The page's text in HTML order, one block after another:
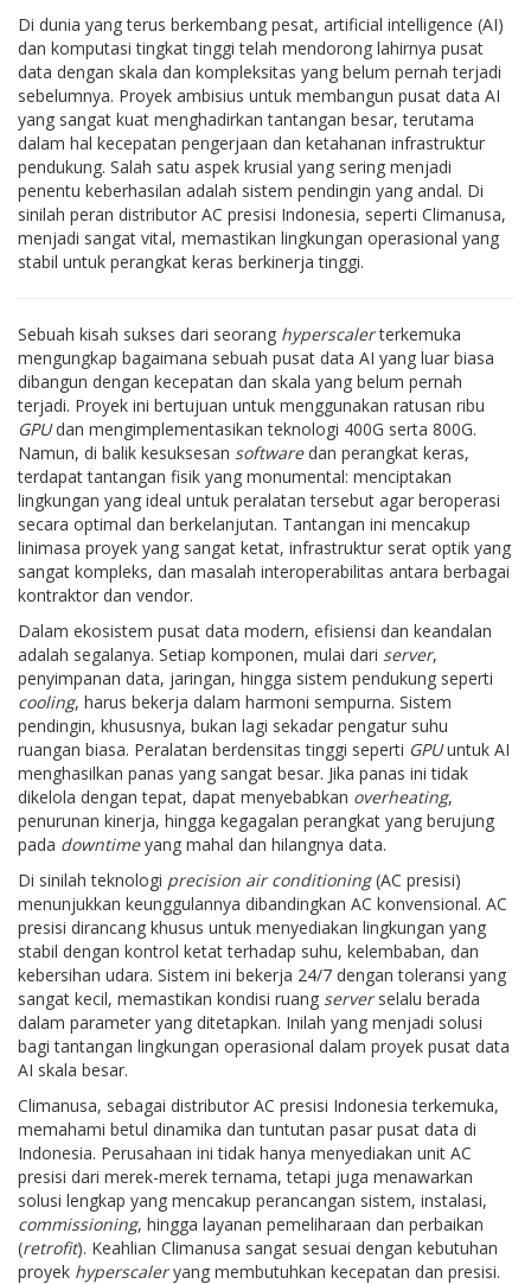
Di dunia yang terus berkembang pesat, artificial intelligence (AI)
dan komputasi tingkat tinggi telah mendorong lahirnya pusat
data dengan skala dan kompleksitas yang belum pernah terjadi
sebelumnya. Proyek ambisius untuk membangun pusat data AI
yang sangat kuat menghadirkan tantangan besar, terutama
dalam hal kecepatan pengerjaan dan ketahanan infrastruktur
pendukung. Salah satu aspek krusial yang sering menjadi
penentu keberhasilan adalah sistem pendingin yang andal. Di
sinilah peran distributor AC presisi Indonesia, seperti Climanusa,
menjadi sangat vital, memastikan lingkungan operasional yang
stabil untuk perangkat keras berkinerja tinggi.
Sebuah kisah sukses dari seorang hyperscalerterkemuka
mengungkap bagaimana sebuah pusat data AI yang luar biasa
dibangun dengan kecepatan dan skala yang belum pernah
terjadi. Proyek ini bertujuan untuk menggunakan ratusan ribu
GPUdan mengimplementasikan teknologi 400G serta 800G.
Namun, di balik kesuksesan softwaredan perangkat keras,
terdapat tantangan fisik yang monumental: menciptakan
lingkungan yang ideal untuk peralatan tersebut agar beroperasi
secara optimal dan berkelanjutan. Tantangan ini mencakup
linimasa proyek yang sangat ketat, infrastruktur serat optik yang
sangat kompleks, dan masalah interoperabilitas antara berbagai
kontraktor dan vendor.
Dalam ekosistem pusat data modern, efisiensi dan keandalan
adalah segalanya. Setiap komponen, mulai dari server,
penyimpanan data, jaringan, hingga sistem pendukung seperti
cooling, harus bekerja dalam harmoni sempurna. Sistem
pendingin, khususnya, bukan lagi sekadar pengatur suhu
ruangan biasa. Peralatan berdensitas tinggi seperti GPUuntuk AI
menghasilkan panas yang sangat besar. Jika panas ini tidak
dikelola dengan tepat, dapat menyebabkan overheating,
penurunan kinerja, hingga kegagalan perangkat yang berujung
pada downtimeyang mahal dan hilangnya data.
Di sinilah teknologi precision air conditioning(AC presisi)
menunjukkan keunggulannya dibandingkan AC konvensional. AC
presisi dirancang khusus untuk menyediakan lingkungan yang
stabil dengan kontrol ketat terhadap suhu, kelembaban, dan
kebersihan udara. Sistem ini bekerja 24/7 dengan toleransi yang
sangat kecil, memastikan kondisi ruang serverselalu berada
dalam parameter yang ditetapkan. Inilah yang menjadi solusi
bagi tantangan lingkungan operasional dalam proyek pusat data
AI skala besar.
Climanusa, sebagai distributor AC presisi Indonesia terkemuka,
memahami betul dinamika dan tuntutan pasar pusat data di
Indonesia. Perusahaan ini tidak hanya menyediakan unit AC
presisi dari merek-merek ternama, tetapi juga menawarkan
solusi lengkap yang mencakup perancangan sistem, instalasi,
commissioning, hingga layanan pemeliharaan dan perbaikan
(retrofit). Keahlian Climanusa sangat sesuai dengan kebutuhan
proyek hyperscaleryang membutuhkan kecepatan dan presisi.